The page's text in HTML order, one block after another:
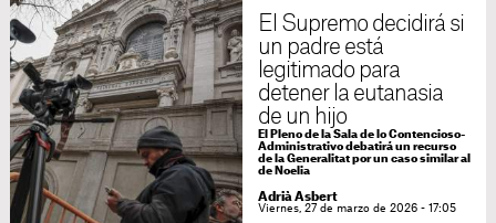
El Supremo decidirá si
un padre está
legitimado para
detener la eutanasia
de un hijo
El Pleno de la Sala de lo Contencioso-
Administrativo debatirá un recurso
de la Generalitat por un caso similar al
de Noelia
Adrià Asbert
Viernes, 27 de marzo de 2026 - 17:05